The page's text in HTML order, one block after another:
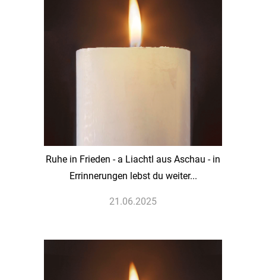
Ruhe in Frieden - a Liachtl aus Aschau - in
Errinnerungen lebst du weiter...
21.06.2025